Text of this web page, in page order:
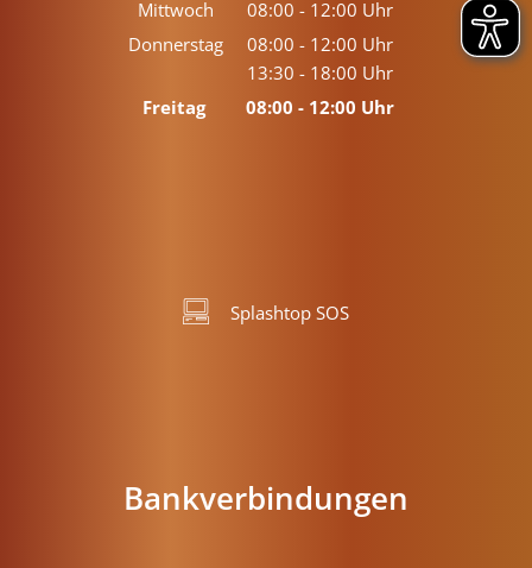
Mittwoch 08:00 - 12:00 Uhr
Von 08:00 bis 12:00 Uhr
Donnerstag 08:00 - 12:00 Uhr
Von 08:00 bis 12:00 Uhr
13:30 - 18:00 Uhr
Von 13:30 bis 18:00 Uhr
Freitag 08:00 - 12:00 Uhr
Splashtop SOS
Bankverbindungen